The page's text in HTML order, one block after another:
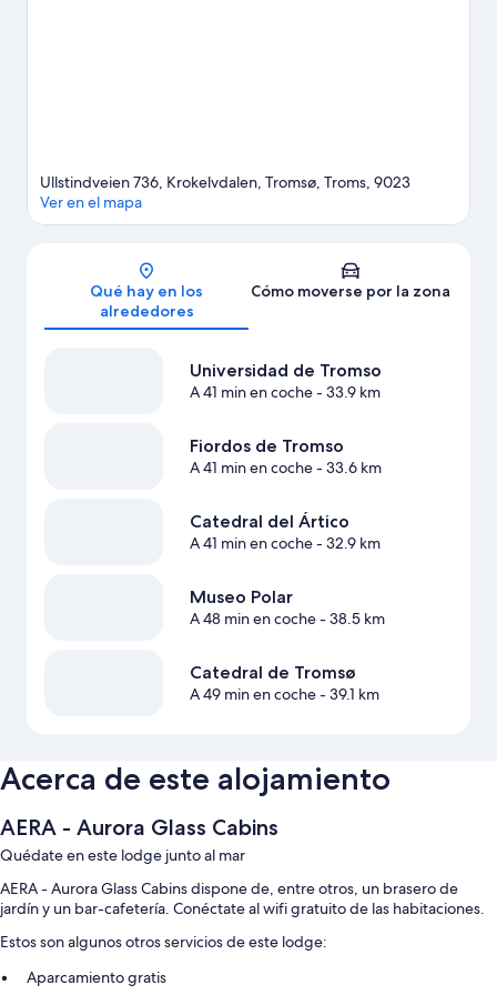
Ullstindveien 736, Krokelvdalen, Tromsø, Troms, 9023
Ver en el mapa
Qué hay en los
alrededores
Cómo moverse por la zona
Universidad de Tromso
A 41 min en coche- 33.9 km
Fiordos de Tromso
A 41 min en coche- 33.6 km
Catedral del Ártico
A 41 min en coche- 32.9 km
Museo Polar
A 48 min en coche- 38.5 km
Catedral de Tromsø
A 49 min en coche- 39.1 km
Acerca de este alojamiento
AERA - Aurora Glass Cabins
Quédate en este lodge junto al mar
AERA - Aurora Glass Cabins dispone de, entre otros, un brasero de
jardín y un bar-cafetería. Conéctate al wifi gratuito de las habitaciones.
Estos son algunos otros servicios de este lodge:
Aparcamiento gratis